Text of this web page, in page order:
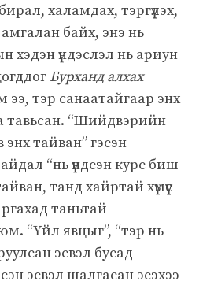
халамдах, тэргүүлэх,
байх, энэ нь
хэдэн үндэслэл нь ариун
Бурханд алхах
ээ, тэр санаатайгаар энх
тавьсан. “Шийдвэрийн
тайван” гэсэн
“нь үндсэн курс биш
танд хайртай хүмүүс
таньтай
юм. “Үйл явцыг”, “тэр нь
эсвэл бусад
эсвэл шалгасан эсэхээ